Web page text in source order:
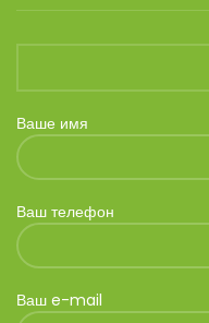
Ваше имя
Ваш телефон
Ваш e-mail